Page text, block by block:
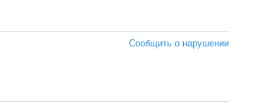
Сообщить о нарушении